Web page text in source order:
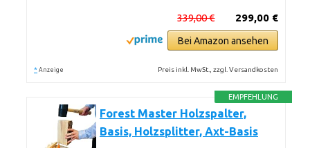
299,00 €
339,00 €
Bei Amazon ansehen
* Anzeige Preis inkl. MwSt., zzgl. Versandkosten
EMPFEHLUNG
Forest Master Holzspalter,
Basis, Holzsplitter, Axt-Basis